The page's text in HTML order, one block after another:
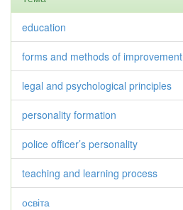
education
forms and methods of improvement
legal and psychological principles
personality formation
police officer’s personality
teaching and learning process
освіта